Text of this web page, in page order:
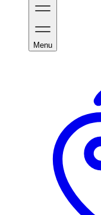
Menu